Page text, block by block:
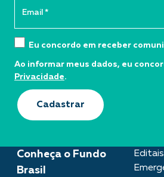
Conheça o Fundo
Brasil
Editais
Eu concordo em receber
Ao informar meus dados, eu
Privacidade.
Cadastrar